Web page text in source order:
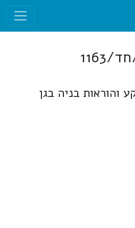
תוכנית מ/365/חד/1163
והוראות בניה בגן